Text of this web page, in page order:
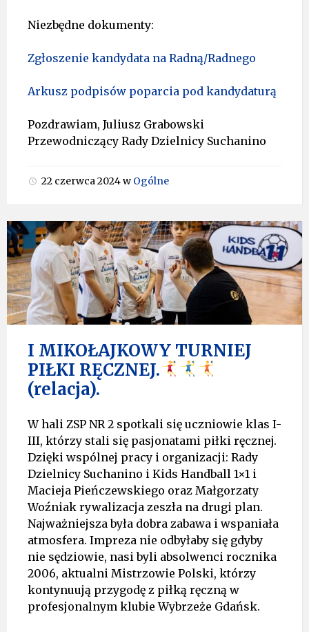
Niezbędne dokumenty:
Zgłoszenie kandydata na Radną/Radnego
Arkusz podpisów poparcia pod kandydaturą
Pozdrawiam, Juliusz Grabowski
Przewodniczący Rady Dzielnicy Suchanino
22 czerwca 2024w Ogólne
I MIKOŁAJKOWY TURNIEJ
PIŁKI RĘCZNEJ.
(relacja).
W hali ZSP NR 2 spotkali się uczniowie klas I-
III, którzy stali się pasjonatami piłki ręcznej.
Dzięki wspólnej pracy i organizacji: Rady
Dzielnicy Suchanino i Kids Handball 1×1 i
Macieja Pieńczewskiego oraz Małgorzaty
Woźniak rywalizacja zeszła na drugi plan.
Najważniejsza była dobra zabawa i wspaniała
atmosfera. Impreza nie odbyłaby się gdyby
nie sędziowie, nasi byli absolwenci rocznika
2006, aktualni Mistrzowie Polski, którzy
kontynuują przygodę z piłką ręczną w
profesjonalnym klubie Wybrzeże Gdańsk.